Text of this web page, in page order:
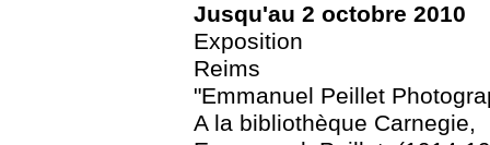
Jusqu'au 2 octobre 2010
Exposition
Reims
"Emmanuel Peillet
A la bibliothèque Carnegie,